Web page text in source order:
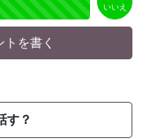
いいえ
トを書く
す？